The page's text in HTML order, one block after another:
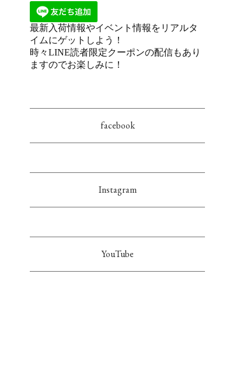
facebook
Instagram
YouTube